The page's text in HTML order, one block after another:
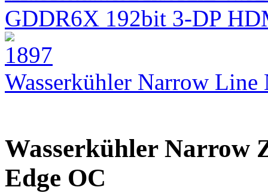
GDDR6X 192bit 3-DP
Wasserkühler Narrow
Wasserkühler Narrow
Edge OC